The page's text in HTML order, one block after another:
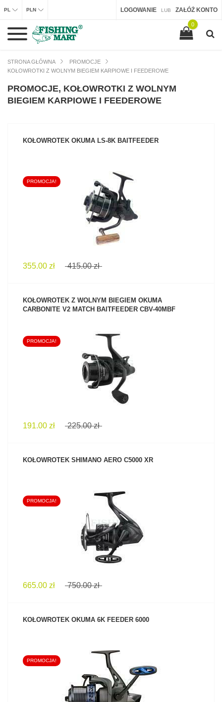
LOGOWANIE LUB ZAŁÓŻ KONTO
PL PLN
0
STRONA GŁÓWNA
PROMOCJE
KOŁOWROTKI Z WOLNYM BIEGIEM KARPIOWE I FEEDEROWE
PROMOCJE, KOŁOWROTKI Z WOLNYM
BIEGIEM KARPIOWE I FEEDEROWE
KOŁOWROTEK OKUMA LS-8K BAITFEEDER
ZOBACZ PRODUKT
PROMOCJA!
355.00 zł 415.00 zł
KOŁOWROTEK Z WOLNYM BIEGIEM OKUMA
CARBONITE V2 MATCH BAITFEEDER CBV-40MBF
ZOBACZ PRODUKT
PROMOCJA!
191.00 zł 225.00 zł
KOŁOWROTEK SHIMANO AERO C5000 XR
ZOBACZ PRODUKT
PROMOCJA!
665.00 zł 750.00 zł
KOŁOWROTEK OKUMA 6K FEEDER 6000
ZOBACZ PRODUKT
PROMOCJA!